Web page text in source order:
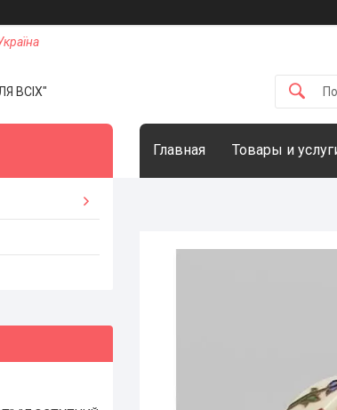
ВСІХ"
Главная Товары и